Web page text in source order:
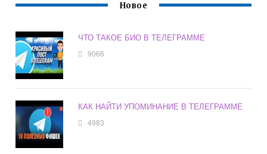
Новое
ЧТО ТАКОЕ БИО В ТЕЛЕГРАММЕ
9066
КАК НАЙТИ УПОМИНАНИЕ В ТЕЛЕГРАММЕ
4983